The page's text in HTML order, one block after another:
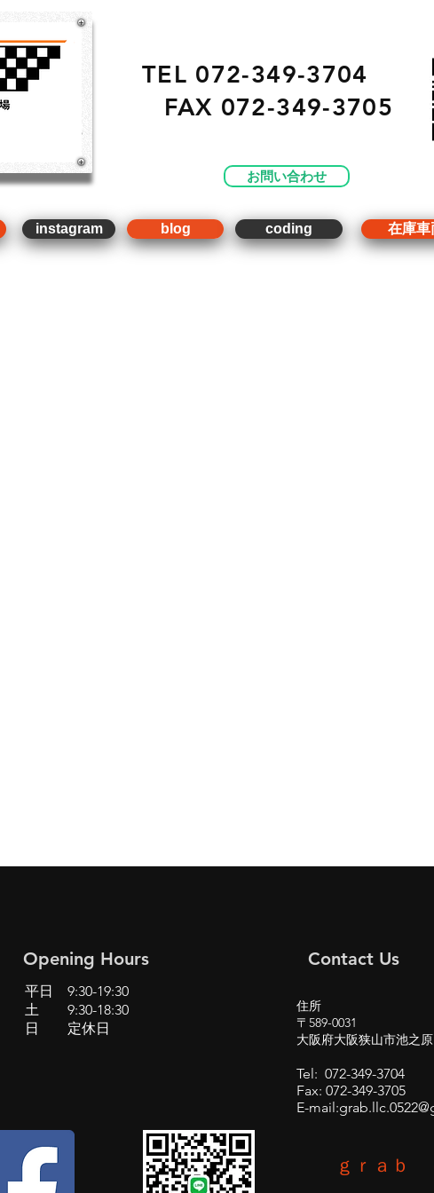
取 ・車点
TEL 072-349-3704
FAX 072-349-3705
お問い合わせ
instagram blog coding 在庫車
Opening Hours
平日 9:30-19:30
土 9:30-18:30
日 定休日
Contact Us
住所
〒589-0031
大阪府大阪狭山市池之
Tel: 072-349-3704
Fax: 072-349-3705
E-mail:
ｇｒａｂ